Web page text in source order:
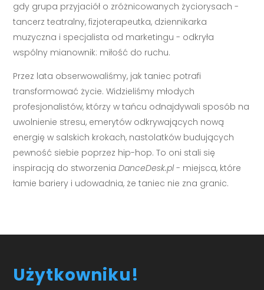
gdy grupa przyjaciół o zróżnicowanych życiorysach -
tancerz teatralny, fizjoterapeutka, dziennikarka
muzyczna i specjalista od marketingu - odkryła
wspólny mianownik: miłość do ruchu.
Przez lata obserwowaliśmy, jak taniec potrafi
transformować życie. Widzieliśmy młodych
profesjonalistów, którzy w tańcu odnajdywali sposób na
uwolnienie stresu, emerytów odkrywających nową
energię w salskich krokach, nastolatków budujących
pewność siebie poprzez hip-hop. To oni stali się
inspiracją do stworzeniaDanceDesk.pl - miejsca, które
łamie bariery i udowadnia, że taniec nie zna granic.
Użytkowniku!